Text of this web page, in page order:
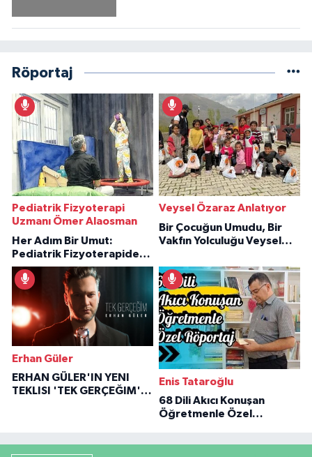
Röportaj
Pediatrik Fizyoterapi
Uzmanı Ömer Alaosman
Her Adım Bir Umut:
Pediatrik Fizyoterapiden
İlham Veren Hikâyeler
Veysel Özaraz Anlatıyor
Bir Çocuğun Umudu, Bir
Vakfın Yolculuğu Veysel
Erhan Güler
ERHAN GÜLER'IN YENI
TEKLISI 'TEK GERÇEĞIM'LE
Enis Tataroğlu
68 Dili Akıcı Konuşan
Öğretmenle Özel